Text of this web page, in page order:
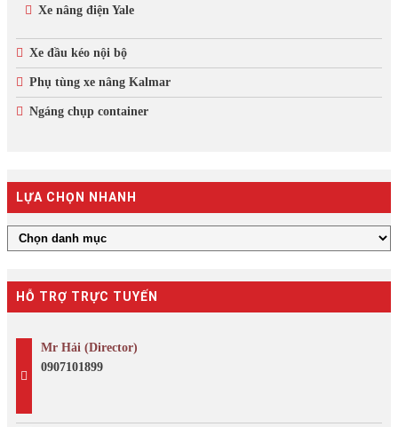
Xe nâng điện Yale
Xe đầu kéo nội bộ
Phụ tùng xe nâng Kalmar
Ngáng chụp container
LỰA CHỌN NHANH
HỖ TRỢ TRỰC TUYẾN
Mr Hải (Director)
0907101899